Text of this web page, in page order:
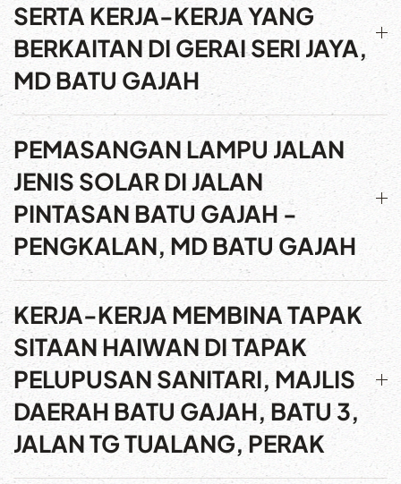
SERTA KERJA-KERJA YANG
BERKAITAN DI GERAI SERI JAYA,
MD BATU GAJAH
PEMASANGAN LAMPU JALAN
JENIS SOLAR DI JALAN
PINTASAN BATU GAJAH -
PENGKALAN, MD BATU GAJAH
KERJA-KERJA MEMBINA TAPAK
SITAAN HAIWAN DI TAPAK
PELUPUSAN SANITARI, MAJLIS
DAERAH BATU GAJAH, BATU 3,
JALAN TG TUALANG, PERAK